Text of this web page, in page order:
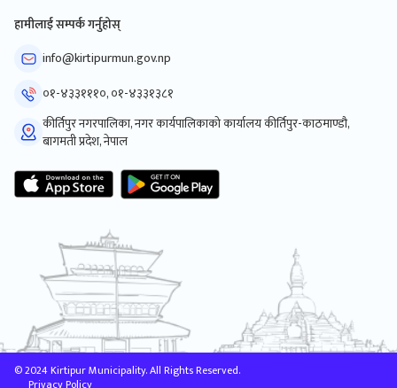
हामीलाई सम्पर्क गर्नुहोस्
info@kirtipurmun.gov.np
०१-४३३१११०, ०१-४३३१३८१
कीर्तिपुर नगरपालिका, नगर कार्यपालिकाको कार्यालय कीर्तिपुर-काठमाण्डौ,
बागमती प्रदेश, नेपाल
© 2024 Kirtipur Municipality. All Rights Reserved.
Privacy Policy